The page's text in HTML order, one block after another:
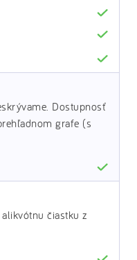
Dostupnosť
grafe (s
čiastku z